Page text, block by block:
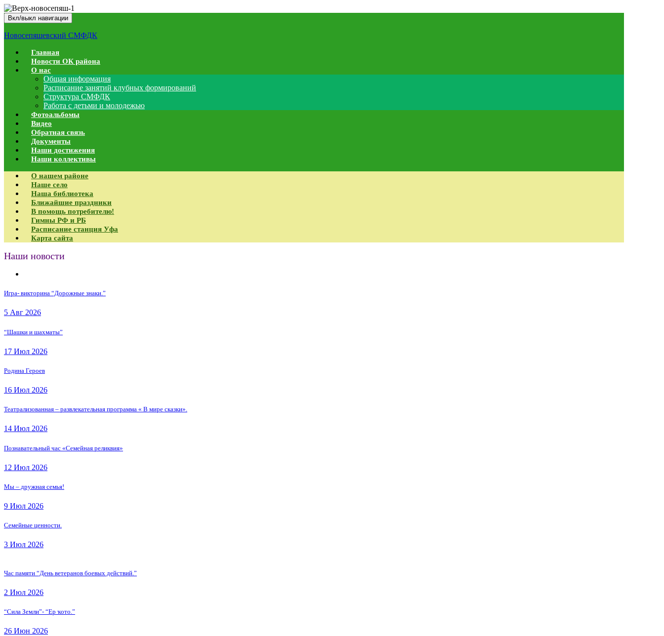
Вкл/выкл навигации
Новосепяшевский СМФДК
Главная
Новости ОК района
О нас
Общая информация
Расписание занятий клубных формирований
Структура СМФДК
Работа с детьми и молодежью
Фотоальбомы
Видео
Обратная связь
Документы
Наши достижения
Наши коллективы
О нашем районе
Наше село
Наша библиотека
Ближайшие праздники
В помощь потребителю!
Гимны РФ и РБ
Расписание станция Уфа
Карта сайта
Наши новости
Игра- викторина “Дорожные знаки.”
5 Авг 2026
“Шашки и шахматы”
17 Июл 2026
Родина Героев
16 Июл 2026
Театрализованная – развлекательная программа « В мире сказки».
14 Июл 2026
Познавательный час «Семейная реликвия»
12 Июл 2026
Мы – дружная семья!
9 Июл 2026
Семейные ценности.
3 Июл 2026
Час памяти “День ветеранов боевых действий.”
2 Июл 2026
“Сила Земли”- “Ер ҡото.”
26 Июн 2026